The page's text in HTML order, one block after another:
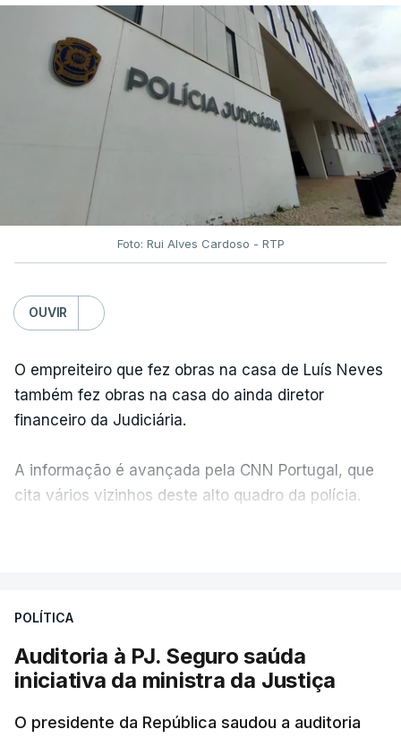
Foto: Rui Alves Cardoso - RTP
OUVIR
O empreiteiro que fez obras na casa de Luís Neves
também fez obras na casa do ainda diretor
financeiro da Judiciária.
A informação é avançada pela CNN Portugal, que
cita vários vizinhos deste alto quadro da polícia.
apreendido numa operação de droga.
POLÍTICA
Auditoria à PJ. Seguro saúda
iniciativa da ministra da Justiça
O presidente da República saudou a auditoria